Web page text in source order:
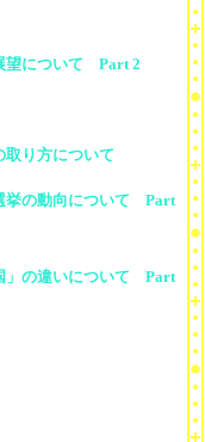
望について Part 2
取り方について
挙の動向について Part
」の違いについて Part